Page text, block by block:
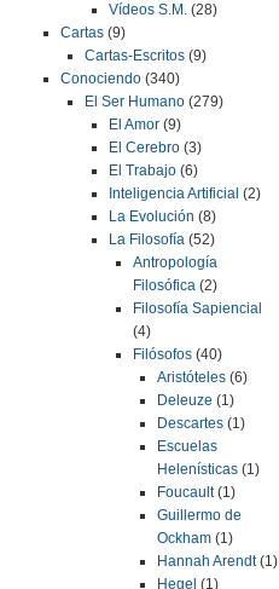
Vídeos S.M. (28)
Cartas (9)
Cartas-Escritos (9)
Conociendo (340)
El Ser Humano (279)
El Amor (9)
El Cerebro (3)
El Trabajo (6)
Inteligencia Artificial (2)
La Evolución (8)
La Filosofía (52)
Antropología
Filosófica (2)
Filosofía Sapiencial
(4)
Filósofos (40)
Aristóteles (6)
Deleuze (1)
Descartes (1)
Escuelas
Helenísticas (1)
Foucault(1)
Guillermo de
Ockham (1)
Hannah Arendt(1)
Hegel (1)